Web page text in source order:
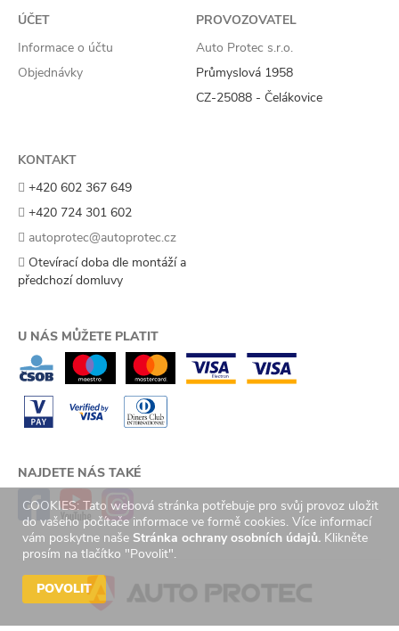
COOKIES: Tato webová stránka potřebuje pro svůj provoz uložit
do vašeho počítače informace ve formě cookies. Více informací
vám poskytne naše Stránka ochrany osobních údajů. Klikněte
prosím na tlačítko "Povolit".
POVOLIT
ÚČET
Informace o účtu
Objednávky
PROVOZOVATEL
Auto Protec s.r.o.
Průmyslová 1958
CZ-25088 - Čelákovice
KONTAKT
+420 602 367 649
+420 724 301 602
autoprotec@autoprotec.cz
Otevírací doba dle montáží a
předchozí domluvy
U NÁS MŮŽETE PLATIT
NAJDETE NÁS TAKÉ